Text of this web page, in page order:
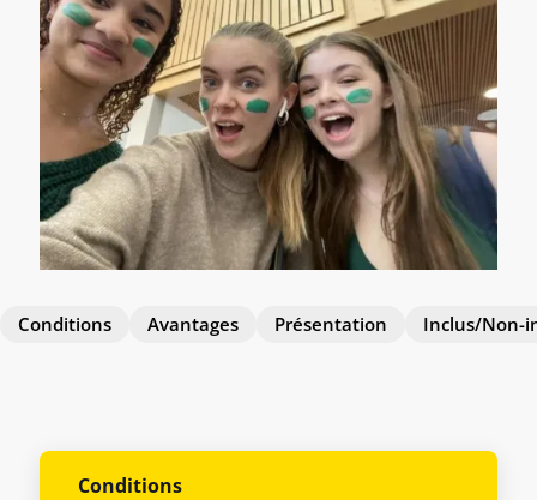
Conditions Avantages Présentation Inclus/Non-
Conditions